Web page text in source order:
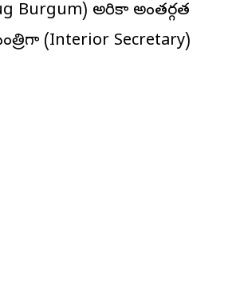
Burgum) అమెరికా అంతర్గత
(Interior Secretary)